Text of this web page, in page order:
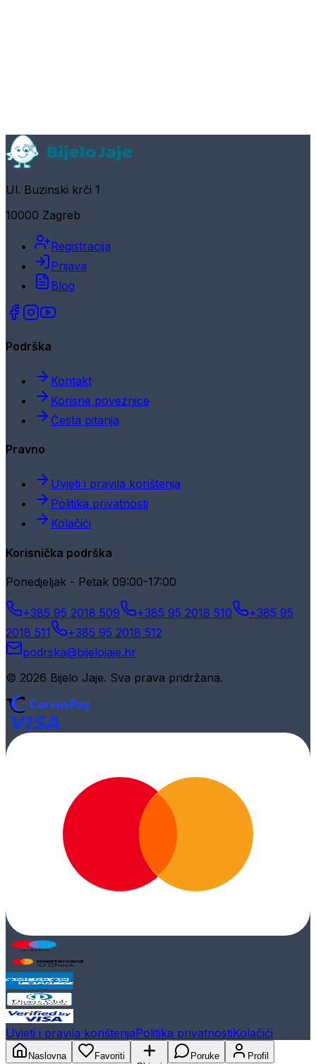
Ul. Buzinski krči 1
10000 Zagreb
Registracija
Prijava
Blog
Podrška
Kontakt
Korisne poveznice
Česta pitanja
Pravno
Uvjeti i pravila korištenja
Politika privatnosti
Kolačići
Korisnička podrška
Ponedjeljak - Petak 09:00-17:00
+385 95 2018 509 +385 95 2018 510
+385 95
2018 511
+385 95 2018 512
podrska@bijelojaje.hr
© 2026 Bijelo Jaje. Sva prava pridržana.
Uvjeti i pravila korištenjaPolitika privatnostiKolačići
Naslovna
Favoriti
Poruke Profil